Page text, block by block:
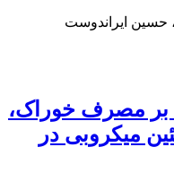
حسین ایراندوست
بر مصرف خوراک،
میکروبی در